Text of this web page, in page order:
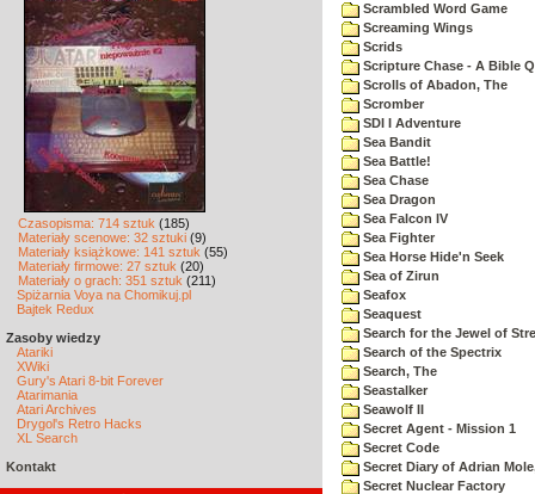
Czasopisma: 714 sztuk (185)
Materiały scenowe: 32 sztuki (9)
Materiały książkowe: 141 sztuk (55)
Materiały firmowe: 27 sztuk (20)
Materiały o grach: 351 sztuk (211)
Spiżarnia Voya na Chomikuj.pl
Bajtek Redux
Zasoby wiedzy
Atariki
XWiki
Gury's Atari 8-bit Forever
Atarimania
Atari Archives
Drygol's Retro Hacks
XL Search
Kontakt
Scrambled Word Game
Screaming Wings
Scrids
Scripture Chase - A Bible
Scrolls of Abadon, The
Scromber
SDI I Adventure
Sea Bandit
Sea Battle!
Sea Chase
Sea Dragon
Sea Falcon IV
Sea Fighter
Sea Horse Hide'n Seek
Sea of Zirun
Seafox
Seaquest
Search for the Jewel of
Search of the Spectrix
Search, The
Seastalker
Seawolf II
Secret Agent - Mission 1
Secret Code
Secret Diary of Adrian
Secret Nuclear Factory